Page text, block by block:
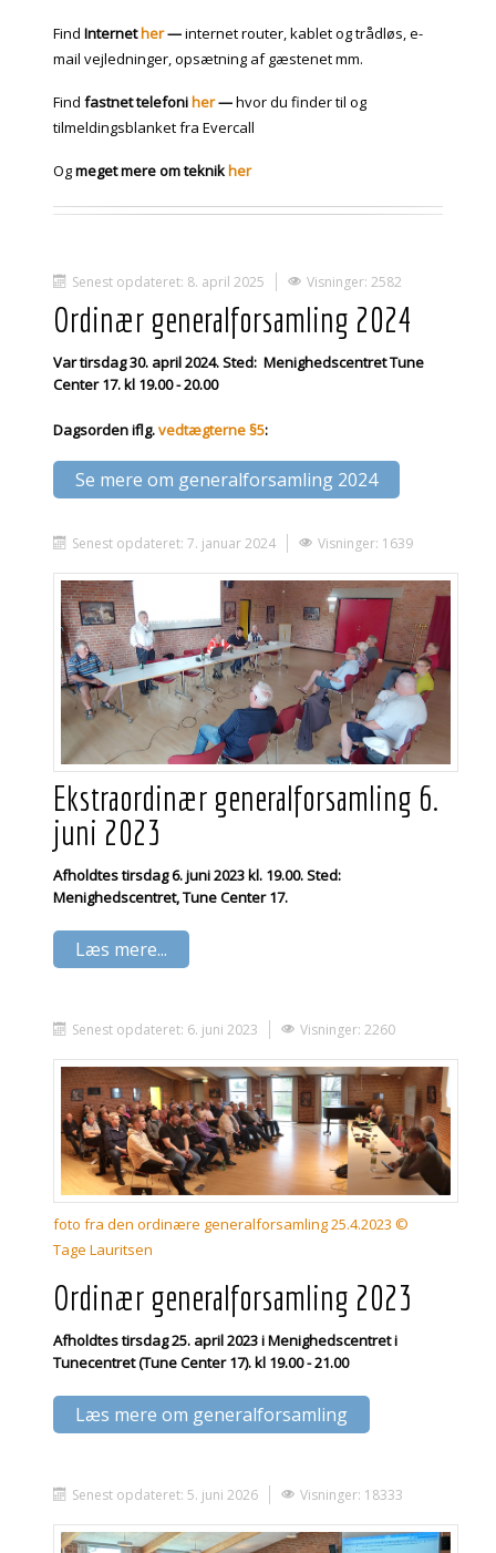
Find Internether—internet router, kablet og trådløs, e-
mail vejledninger, opsætning af gæstenet mm.
Find fastnet telefoniher—hvor du finder til og
tilmeldingsblanket fra Evercall
Ogmeget mere om teknikher
Senest opdateret: 8. april 2025 Visninger: 2582
Ordinær generalforsamling 2024
Var tirsdag 30. april 2024. Sted: Menighedscentret Tune
Center 17. kl 19.00 - 20.00
Dagsorden iflg.vedtægterne §5:
Se mere om generalforsamling 2024
Senest opdateret: 7. januar 2024 Visninger: 1639
Ekstraordinær generalforsamling 6.
juni 2023
Afholdtes tirsdag 6. juni 2023 kl. 19.00. Sted:
Menighedscentret, Tune Center 17.
Læs mere...
Senest opdateret: 6. juni 2023 Visninger: 2260
foto fra den ordinære generalforsamling 25.4.2023 ©
Tage Lauritsen
Ordinær generalforsamling 2023
Afholdtes tirsdag 25. april 2023 i Menighedscentret i
Tunecentret (Tune Center 17). kl 19.00 - 21.00
Læs mere om generalforsamling
Senest opdateret: 5. juni 2026 Visninger: 18333